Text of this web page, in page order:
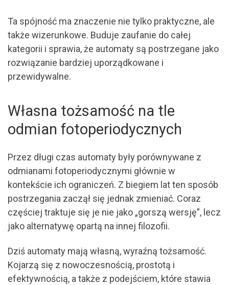
Ta spójność ma znaczenie nie tylko praktyczne, ale
także wizerunkowe. Buduje zaufanie do całej
kategorii i sprawia, że automaty są postrzegane jako
rozwiązanie bardziej uporządkowane i
przewidywalne.
Własna tożsamość na tle
odmian fotoperiodycznych
Przez długi czas automaty były porównywane z
odmianami fotoperiodycznymi głównie w
kontekście ich ograniczeń. Z biegiem lat ten sposób
postrzegania zaczął się jednak zmieniać. Coraz
częściej traktuje się je nie jako „gorszą wersję”, lecz
jako alternatywę opartą na innej filozofii.
Dziś automaty mają własną, wyraźną tożsamość.
Kojarzą się z nowoczesnością, prostotą i
efektywnością, a także z podejściem, które stawia